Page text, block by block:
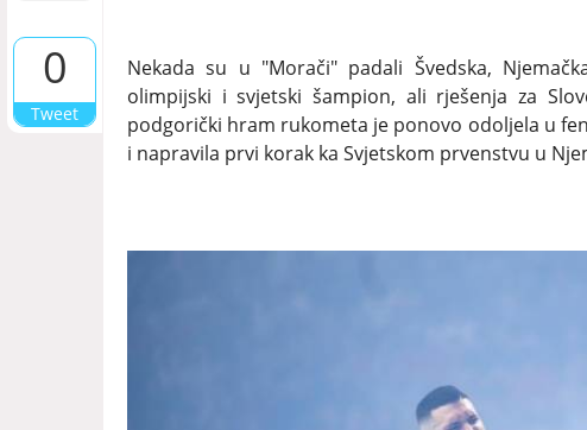
0
Tweet
Nekada su u "Morači" padali Švedska,
olimpijski i svjetski šampion, ali rješenja za
podgorički hram rukometa je ponovo odoljela u
i napravila prvi korak ka Svjetskom prvenstvu u